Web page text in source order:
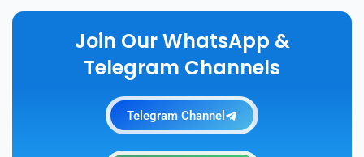
Join Our WhatsApp &
Telegram Channels
Telegram Channel